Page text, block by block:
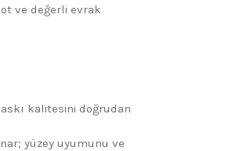
ve değerli evrak
kalitesini doğrudan
yüzey uyumunu ve